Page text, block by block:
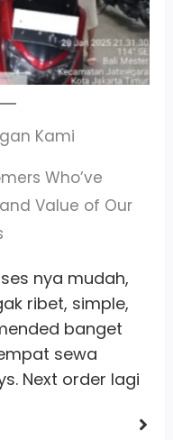
Kami
Who’ve
Value of Our
ramah
lah pokoknya
jakarta
Adrian
Maps